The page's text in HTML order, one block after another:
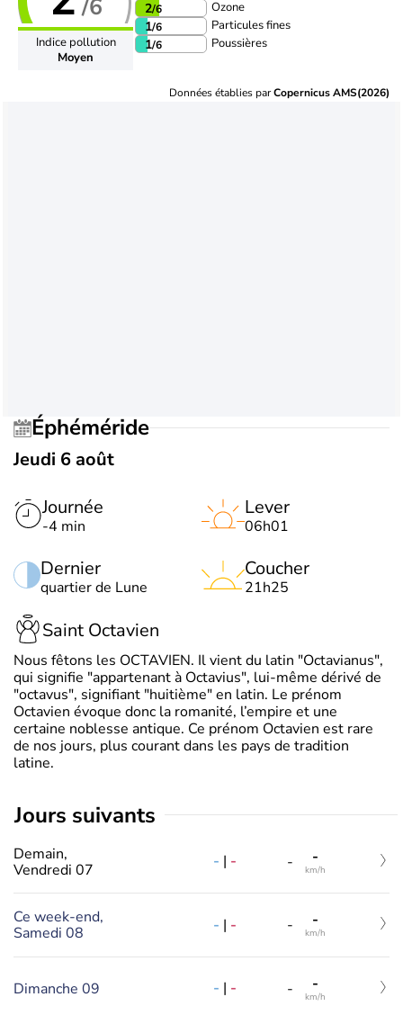
/6
Indice pollution
Moyen
2/6 Ozone
1/6 Particules fines
1/6 Poussières
Données établies parCopernicus AMS(2026)
Éphéméride
Jeudi 6 août
Journée
-4 min
Dernier
quartier de Lune
Lever
06h01
Coucher
21h25
Saint Octavien
Nous fêtons les OCTAVIEN. Il vient du latin "Octavianus",
qui signifie "appartenant à Octavius", lui-même dérivé de
"octavus", signifiant "huitième" en latin. Le prénom
Octavien évoque donc la romanité, l’empire et une
certaine noblesse antique. Ce prénom Octavien est rare
de nos jours, plus courant dans les pays de tradition
latine.
jours suivants
Demain,
Vendredi 07
- | - - -
km/h
Ce week-end,
Samedi 08
- | - - -
km/h
Dimanche 09 - | - - -
km/h